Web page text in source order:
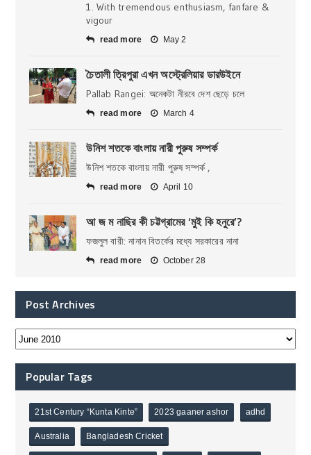
1. With tremendous enthusiasm, fanfare &
vigour
read more May 2
চৈতালী ত্রিপুরা এখন অস্ট্রেলিয়ার ডারউইনে
Pallab Rangei: অনেকটা নীরবে দেশ ছেড়ে চলে
read more March 4
উনিশ শতকে বাংলায় নারী পুরুষ সম্পর্ক
উনিশ শতকে বাংলায় নারী পুরুষ সম্পর্ক ,
read more April 10
আ জ ম নাছির কী চট্টগ্রামের ‘মুই কি হনুরে’?
ফজলুল বারী: নানান বিতর্কের মধ্যে সরকারের নানা
read more October 28
Post Archives
Popular Tags
21st Century “Kunta Kinte” 2023 gaaner ashor adhd
Australia Bangladesh Cricket